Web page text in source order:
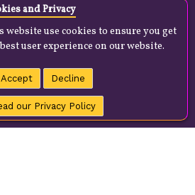
and Privacy
website use cookies to ensure you get
user experience on our website.
Accept Decline
our Privacy Policy